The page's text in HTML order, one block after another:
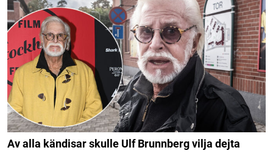
Av alla kändisar skulle Ulf Brunnberg vilja dejta